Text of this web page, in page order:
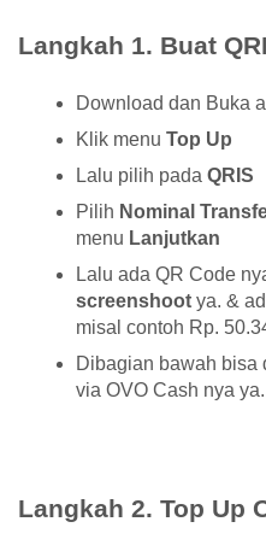
Langkah 1. Buat
Download dan Buka
Klik menu Top Up
Lalu pilih pada QRIS
Pilih Nominal
menu Lanjutkan
Lalu ada QR Code
screenshoot ya. &
misal contoh Rp.
Dibagian bawah bisa
via OVO Cash nya ya.
Langkah 2. Top Up